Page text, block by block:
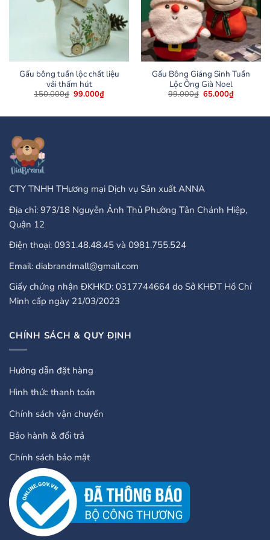
Gấu bông tuần lộc chất liệu
vải thấm hút
150.000₫ Giá
150.000₫.
99.000₫Giá
hiện
là:
Gấu Bông Giáng Sinh Tuần
Lộc Ông Già Noel
99.000₫ Giá
99.000₫.
65.000₫Giá
hiện
là:
CTY TNHH THương mại Dịch vụ Sản xuất ANNA
Địa chỉ: 973/18 Nguyễn Ảnh Thủ Phường Tân Chánh Hiệp,
Quận 12
Điện thoại: 0931.48.48.45 và 0981.755.524
Email: diabrandmall@gmail.com
Giấy chứng nhận ĐKHKD: 0317744664 do Sở KHĐT Hồ Chí
Minh cấp ngày 21/03/2023
CHÍNH SÁCH & QUY ĐỊNH
Hướng dẫn đặt hàng
Hình thức thanh toán
Chính sách vận chuyển
Bảo hành & đổi trả
Chính sách bảo mật